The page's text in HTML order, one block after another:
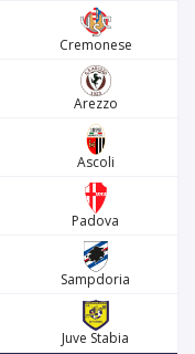
Cremonese
Arezzo
Ascoli
Padova
Sampdoria
Juve Stabia